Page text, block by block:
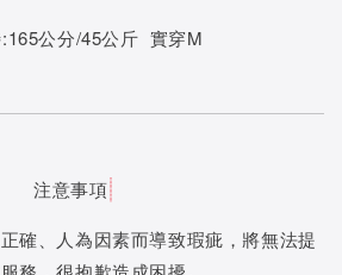
公分/45公斤 實穿M
注意事項
確、人為因素而導致瑕疵，將無法提